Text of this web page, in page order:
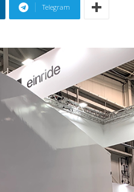
Telegram